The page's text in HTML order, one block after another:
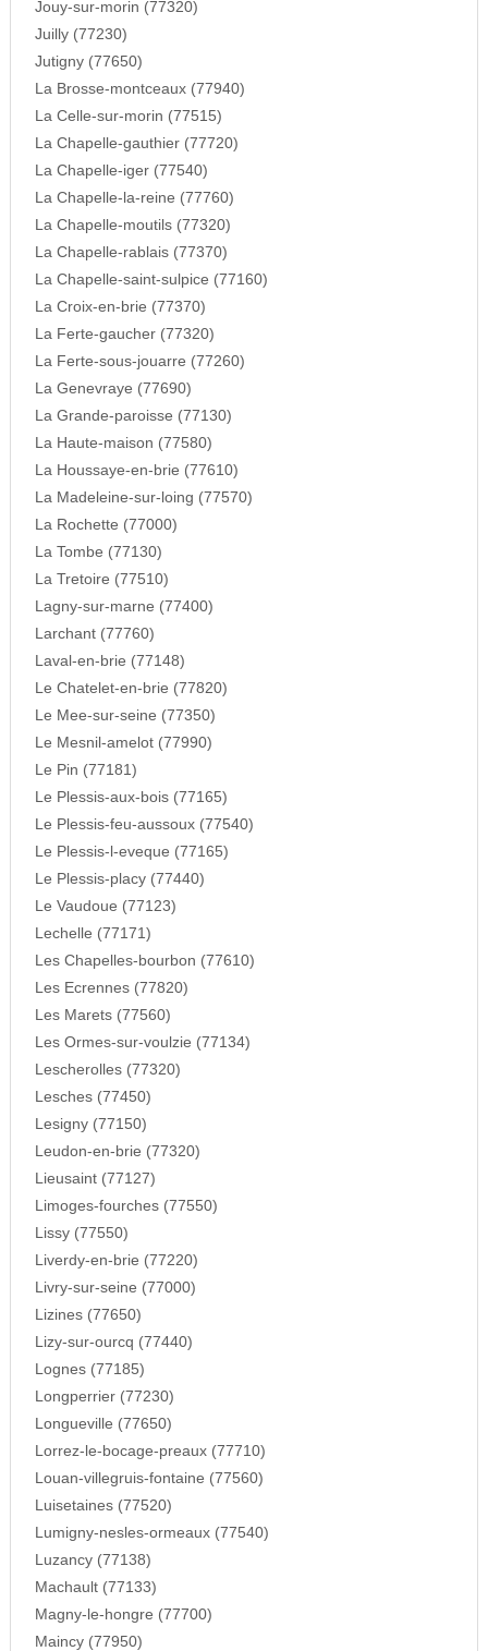
Jouy-sur-morin (77320)
Juilly (77230)
Jutigny (77650)
La Brosse-montceaux (77940)
La Celle-sur-morin (77515)
La Chapelle-gauthier (77720)
La Chapelle-iger (77540)
La Chapelle-la-reine (77760)
La Chapelle-moutils (77320)
La Chapelle-rablais (77370)
La Chapelle-saint-sulpice (77160)
La Croix-en-brie (77370)
La Ferte-gaucher (77320)
La Ferte-sous-jouarre (77260)
La Genevraye (77690)
La Grande-paroisse (77130)
La Haute-maison (77580)
La Houssaye-en-brie (77610)
La Madeleine-sur-loing (77570)
La Rochette (77000)
La Tombe (77130)
La Tretoire (77510)
Lagny-sur-marne (77400)
Larchant (77760)
Laval-en-brie (77148)
Le Chatelet-en-brie (77820)
Le Mee-sur-seine (77350)
Le Mesnil-amelot (77990)
Le Pin (77181)
Le Plessis-aux-bois (77165)
Le Plessis-feu-aussoux (77540)
Le Plessis-l-eveque (77165)
Le Plessis-placy (77440)
Le Vaudoue (77123)
Lechelle (77171)
Les Chapelles-bourbon (77610)
Les Ecrennes (77820)
Les Marets (77560)
Les Ormes-sur-voulzie (77134)
Lescherolles (77320)
Lesches (77450)
Lesigny (77150)
Leudon-en-brie (77320)
Lieusaint (77127)
Limoges-fourches (77550)
Lissy (77550)
Liverdy-en-brie (77220)
Livry-sur-seine (77000)
Lizines (77650)
Lizy-sur-ourcq (77440)
Lognes (77185)
Longperrier (77230)
Longueville (77650)
Lorrez-le-bocage-preaux (77710)
Louan-villegruis-fontaine (77560)
Luisetaines (77520)
Lumigny-nesles-ormeaux (77540)
Luzancy (77138)
Machault (77133)
Magny-le-hongre (77700)
Maincy (77950)